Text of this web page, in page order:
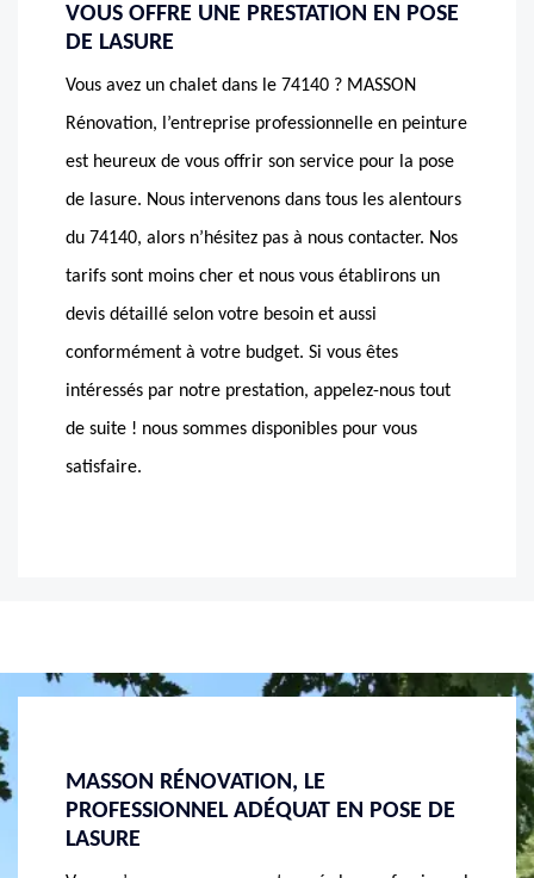
VOUS OFFRE UNE PRESTATION EN POSE
DE LASURE
Vous avez un chalet dans le 74140 ? MASSON
Rénovation, l’entreprise professionnelle en peinture
est heureux de vous offrir son service pour la pose
de lasure. Nous intervenons dans tous les alentours
du 74140, alors n’hésitez pas à nous contacter. Nos
tarifs sont moins cher et nous vous établirons un
devis détaillé selon votre besoin et aussi
conformément à votre budget. Si vous êtes
intéressés par notre prestation, appelez-nous tout
de suite ! nous sommes disponibles pour vous
satisfaire.
UNE BONNE APPLICATION DE LASURE
AVEC MASSON RÉNOVATION